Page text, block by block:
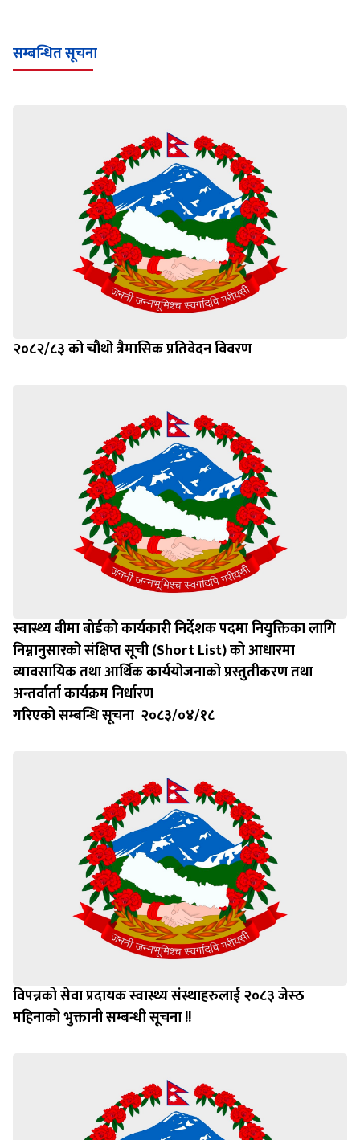
सम्बन्धित सूचना
२०८२/८३ को चौथो त्रैमासिक प्रतिवेदन विवरण
स्वास्थ्य बीमा बोर्डको कार्यकारी निर्देशक पदमा नियुक्तिका लागि
निम्नानुसारको संक्षिप्त सूची (Short List) को आधारमा
व्यावसायिक तथा आर्थिक कार्ययोजनाको प्रस्तुतीकरण तथा
अन्तर्वार्ता कार्यक्रम निर्धारण
गरिएको सम्बन्धि सूचना २०८३/०४/१८
विपन्नको सेवा प्रदायक स्वास्थ्य संस्थाहरुलाई २०८३ जेस्ठ
महिनाको भुक्तानी सम्बन्धी सूचना !!